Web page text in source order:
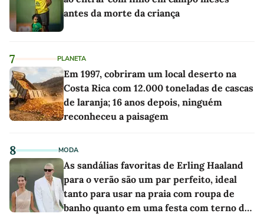
antes da morte da criança
7 PLANETA
Em 1997, cobriram um local deserto na
Costa Rica com 12.000 toneladas de cascas
de laranja; 16 anos depois, ninguém
reconheceu a paisagem
8 MODA
As sandálias favoritas de Erling Haaland
para o verão são um par perfeito, ideal
tanto para usar na praia com roupa de
banho quanto em uma festa com terno de